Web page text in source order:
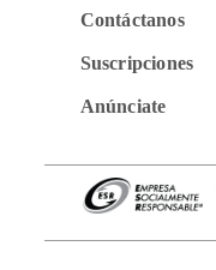
Contáctanos
Suscripciones
Anúnciate